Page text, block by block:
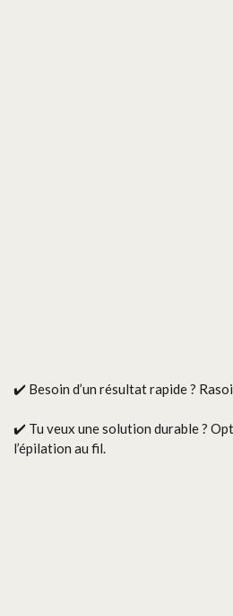
✔️ Besoin d’un résultat rapide ?
✔️ Tu veux une solution durable ?
l’épilation au fil.